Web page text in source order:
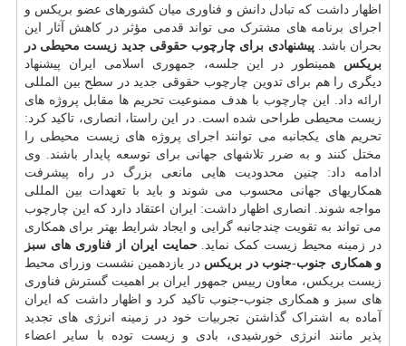
اظهار داشت که تبادل دانش و فناوری میان کشورهای عضو بریکس و
اجرای برنامه های مشترک می تواند قدمی مؤثر در کاهش آثار این
بحران باشد.پیشنهادی برای چارچوب حقوقی جدید زیست محیطی در
بریکس همینطور در این جلسه، جمهوری اسلامی ایران پیشنهاد
دیگری را هم برای تدوین چارچوب حقوقی جدید در سطح بین المللی
ارائه داد. این چارچوب با هدف ممنوعیت تحریم ها مقابل پروژه های
زیست محیطی طراحی شده است. در این راستا، انصاری، تاکید کرد:
تحریم های یکجانبه می توانند اجرای پروژه های زیست محیطی را
مختل کنند و به ضرر تلاشهای جهانی برای توسعه پایدار باشند. وی
ادامه داد: چنین محدودیت هایی مانعی بزرگ در راه پیشرفت
همکاریهای جهانی محسوب می شوند و باید با تعهدات بین المللی
مواجه شوند. انصاری اظهار داشت: ایران اعتقاد دارد که این چارچوب
می تواند به تقویت چندجانبه گرایی و ایجاد شرایط بهتر برای همکاری
در زمینه محیط زیست کمک نماید.حمایت ایران از فناوری های سبز
و همکاری جنوب-جنوب در بریکس در یازدهمین نشست وزرای محیط
زیست بریکس، معاون رییس جمهور ایران بر اهمیت گسترش فناوری
های سبز و همکاری جنوب-جنوب تاکید کرد و اظهار داشت که ایران
آماده به اشتراک گذاشتن تجربیات خود در زمینه انرژی های تجدید
پذیر مانند انرژی خورشیدی، بادی و زیست توده با سایر اعضاء